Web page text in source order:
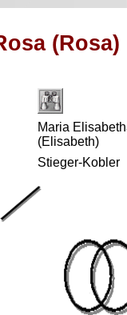
Maria
(Elisabeth)
Stieger-Kobler